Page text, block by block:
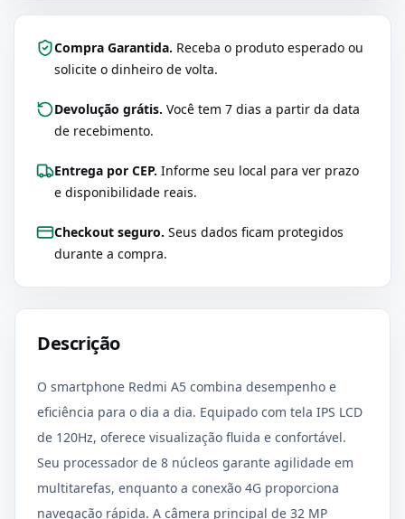
Compra Garantida. Receba o produto esperado ou
solicite o dinheiro de volta.
Devolução grátis. Você tem 7 dias a partir da data
de recebimento.
Entrega por CEP. Informe seu local para ver prazo
e disponibilidade reais.
Checkout seguro. Seus dados ficam protegidos
durante a compra.
Descrição
O smartphone Redmi A5 combina desempenho e
eficiência para o dia a dia. Equipado com tela IPS LCD
de 120Hz, oferece visualização fluida e confortável.
Seu processador de 8 núcleos garante agilidade em
multitarefas, enquanto a conexão 4G proporciona
navegação rápida. A câmera principal de 32 MP